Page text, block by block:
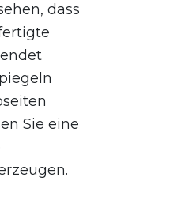
dass
Sie eine